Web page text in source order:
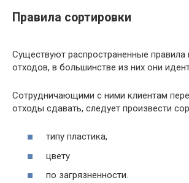
Правила сортировки
Существуют распространенные правила
отходов, в большинстве из них они
Сотрудничающими с ними клиентам
отходы сдавать, следует произвести
типу пластика,
цвету
по загрязненности.